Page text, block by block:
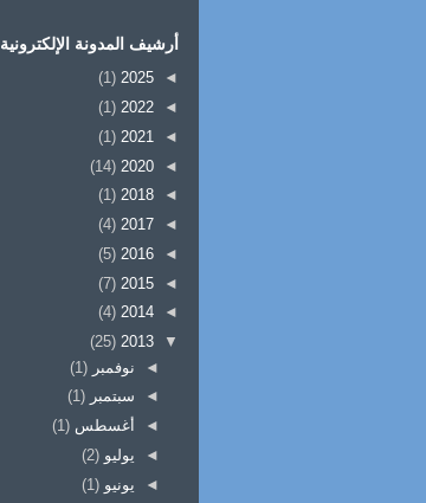
أرشيف المدونة الإلكترونية
◄
2025
(1)
◄
2022
(1)
◄
2021
(1)
◄
2020
(14)
◄
2018
(1)
◄
2017
(4)
◄
2016
(5)
◄
2015
(7)
◄
2014
(4)
▼
2013
(25)
◄ نوفمبر (1)
◄ سبتمبر (1)
◄
أغسطس (1)
◄ يوليو (2)
◄ يونيو (1)